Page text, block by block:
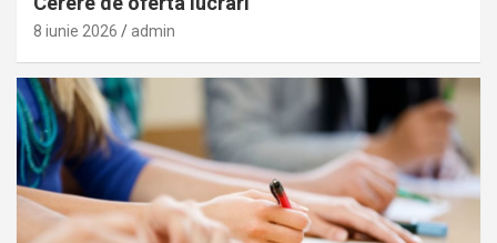
8 iunie 2026 admin